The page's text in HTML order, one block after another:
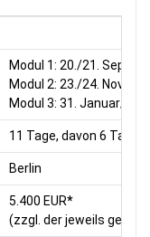
Modul 1: 20./21.
Modul 2: 23./24.
Modul 3: 31. Januar/01.
11 Tage, davon 6 Tage
Berlin
5.400 EUR*
(zzgl. der jeweils